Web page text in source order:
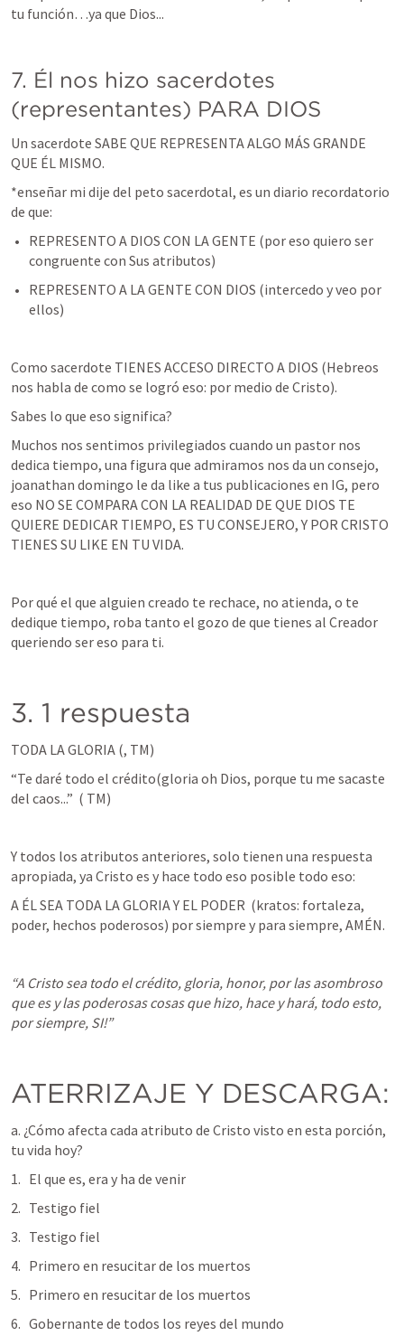
tu función…ya que Dios...
7. Él nos hizo sacerdotes
(representantes) PARA DIOS
Un sacerdote SABE QUE REPRESENTA ALGO MÁS GRANDE
QUE ÉL MISMO.
*enseñar mi dije del peto sacerdotal, es un diario recordatorio
de que:
REPRESENTO A DIOS CON LA GENTE (por eso quiero ser
congruente con Sus atributos)
REPRESENTO A LA GENTE CON DIOS (intercedo y veo por
ellos)
Como sacerdote TIENES ACCESO DIRECTO A DIOS (Hebreos
nos habla de como se logró eso: por medio de Cristo).
Sabes lo que eso significa?
Muchos nos sentimos privilegiados cuando un pastor nos
dedica tiempo, una figura que admiramos nos da un consejo,
joanathan domingo le da like a tus publicaciones en IG, pero
eso NO SE COMPARA CON LA REALIDAD DE QUE DIOS TE
QUIERE DEDICAR TIEMPO, ES TU CONSEJERO, Y POR CRISTO
TIENES SU LIKE EN TU VIDA.
Por qué el que alguien creado te rechace, no atienda, o te
dedique tiempo, roba tanto el gozo de que tienes al Creador
queriendo ser eso para ti.
3. 1 respuesta
TODA LA GLORIA (, TM)
“Te daré todo el crédito(gloria oh Dios, porque tu me sacaste
del caos...”  ( TM)
Y todos los atributos anteriores, solo tienen una respuesta
apropiada, ya Cristo es y hace todo eso posible todo eso:
A ÉL SEA TODA LA GLORIA Y EL PODER  (kratos: fortaleza,
poder, hechos poderosos) por siempre y para siempre, AMÉN.
“A Cristo sea todo el crédito, gloria, honor, por las asombroso
que es y las poderosas cosas que hizo, hace y hará, todo esto,
por siempre, SI!”
ATERRIZAJE Y DESCARGA:
a. ¿Cómo afecta cada atributo de Cristo visto en esta porción,
tu vida hoy?
El que es, era y ha de venir
Testigo fiel
Testigo fiel
Primero en resucitar de los muertos
Primero en resucitar de los muertos
Gobernante de todos los reyes del mundo